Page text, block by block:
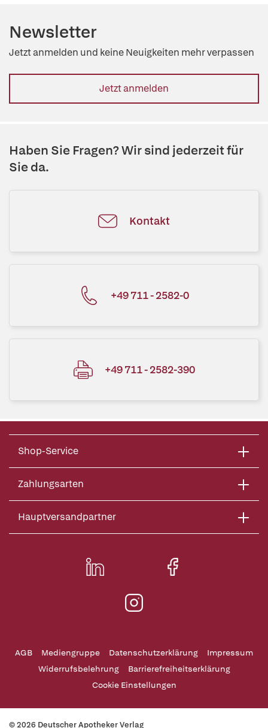
Newsletter
Jetzt anmelden und keine Neuigkeiten mehr verpassen
Jetzt anmelden
Haben Sie Fragen? Wir sind jederzeit für
Sie da.
Kontakt
+49 711 - 2582-0
+49 711 - 2582-390
Shop-Service
Zahlungsarten
Hauptversandpartner
AGB Mediengruppe Datenschutzerklärung
Impressum
Widerrufsbelehrung
Barrierefreiheitserklärung
Cookie Einstellungen
© 2026 Deutscher Apotheker Verlag